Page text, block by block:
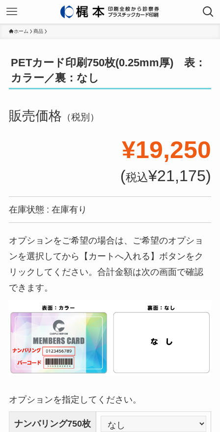
ホーム 商品
PETカード印刷750枚(0.25mm厚) 表：
カラー／裏：なし
販売価格 （税別）
¥19,250
(税込¥21,175)
在庫状態 : 在庫有り
オプションをご希望の場合は、ご希望のオプショ
ンを選択してから【カートへ入れる】ボタンをク
リックしてください。合計金額は次の画面で確認
できます。
オプションを指定してください。
ナンバリング750枚